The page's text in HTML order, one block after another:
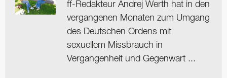
ff-Redakteur Andrej Werth hat in den
vergangenen Monaten zum Umgang
des Deutschen Ordens mit
sexuellem Missbrauch in
Vergangenheit und Gegenwart ...